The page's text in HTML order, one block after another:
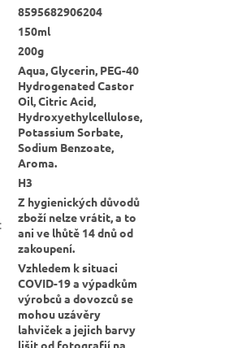
8595682906204
150ml
200g
Aqua, Glycerin, PEG-40
Hydrogenated Castor
Oil, Citric Acid,
Hydroxyethylcellulose,
Potassium Sorbate,
Sodium Benzoate,
Aroma.
H3
:
Z hygienických důvodů
zboží nelze vrátit, a to
ani ve lhůtě 14 dnů od
zakoupení.
Vzhledem k situaci
COVID-19 a výpadkům
výrobců a dovozců se
mohou uzávěry
lahviček a jejich barvy
lišit od fotografií na